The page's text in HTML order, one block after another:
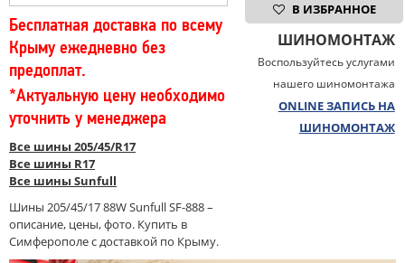
Бесплатная доставка по всему
Крыму ежедневно без
предоплат.
*Актуальную цену необходимо
уточнить у менеджера
Все шины 205/45/R17
Все шины R17
Все шины Sunfull
Шины 205/45/17 88W Sunfull SF-888 –
описание, цены, фото. Купить в
Симферополе с доставкой по Крыму.
В ИЗБРАННОЕ
ШИНОМОНТАЖ
Воспользуйтесь услугами
нашего шиномонтажа
ONLINE ЗАПИСЬ НА
ШИНОМОНТАЖ